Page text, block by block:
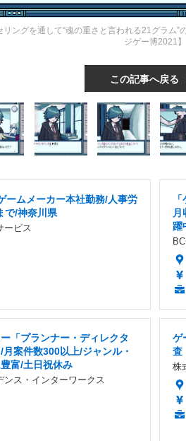
ングを通して“魂の重さと言われる21グラム
ジゲー博2021】
この記事へ戻る
ームメーカー本社勤務/人事労
で/神奈川県
ービス
月
躍
「プランナー・ディレクタ
案件数300以上/ジャンル・
富/土日祝休み
ンス・インターワークス
ゲ
査
株